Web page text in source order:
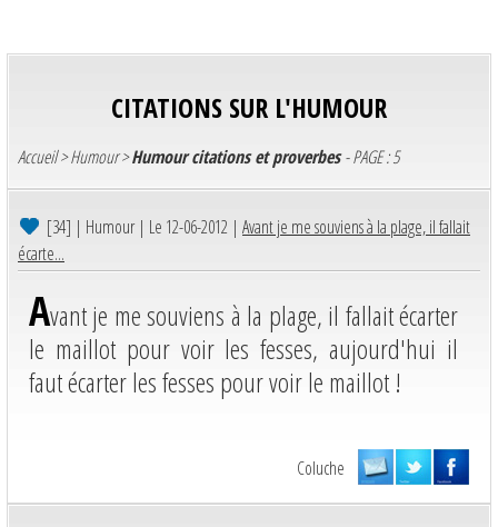
CITATIONS SUR L'HUMOUR
Accueil>Humour>Humour citations et proverbes- PAGE : 5
[34] | Humour | Le 12-06-2012 | Avant je me souviens à la plage, il fallait
écarte...
Avant je me souviens à la plage, il fallait écarter
le maillot pour voir les fesses, aujourd'hui il
faut écarter les fesses pour voir le maillot !
Coluche